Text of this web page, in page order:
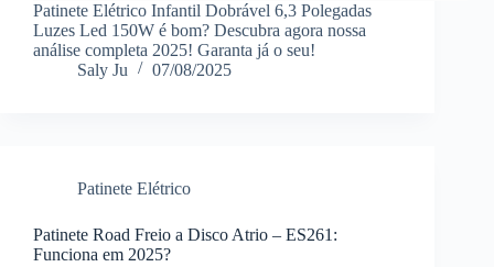
Patinete Elétrico Infantil Dobrável 6,3 Polegadas
Luzes Led 150W é bom? Descubra agora nossa
análise completa 2025! Garanta já o seu!
Saly Ju
07/08/2025
Patinete Elétrico
Patinete Road Freio a Disco Atrio – ES261:
Funciona em 2025?